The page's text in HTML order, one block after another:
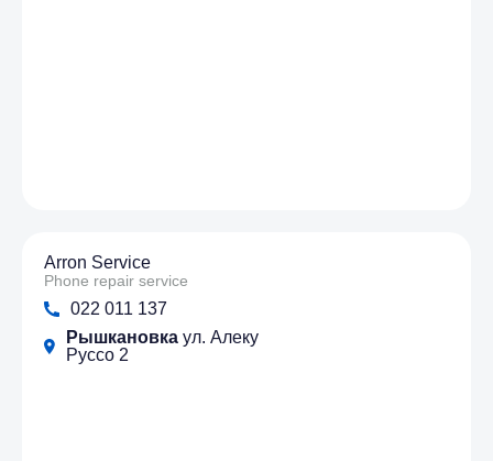
Arron Service
Phone repair service
022 011 137
Рышкановка ул. Алеку
Руссо 2